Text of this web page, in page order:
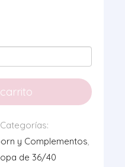
Categorías:
y Complementos,
de 36/40